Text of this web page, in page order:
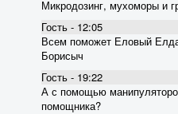
Микродозинг, мухоморы и
Гость - 12:05
Всем поможет Еловый
Борисыч
Гость - 19:22
А с помощью
помощника?